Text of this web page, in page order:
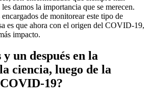
damos la importancia que se merecen.
de monitorear este tipo de
es que ahora con el origen del COVID-19,
impacto.
un después en la
ciencia, luego de la
19?